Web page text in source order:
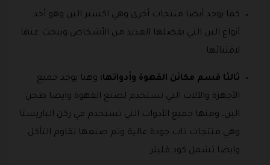
كما يوجد أيضا منتجات أخرى وهي اكسير البن وهو أحد
أنواع البن التي يفضلها العديد من الأشخاص ويبحث عنها
لاقتنائها.
ثالثا قسم مكائن القهوة وأدواتها: وهنا يوجد جميع
الأجهزة والآلات التي تستخدم لصنع القهوة وايضا طحن
البن، ومنها جميع الأدوات التي تستخدم في ركن الباريستا
وهي منتجات ذات جودة عالية وتم صنعها تقاوم التآكل
وايضا تشمل كود قليتر.